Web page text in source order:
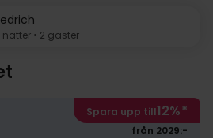
• 2 gäster
Spara upp till12%*
från 2029:-